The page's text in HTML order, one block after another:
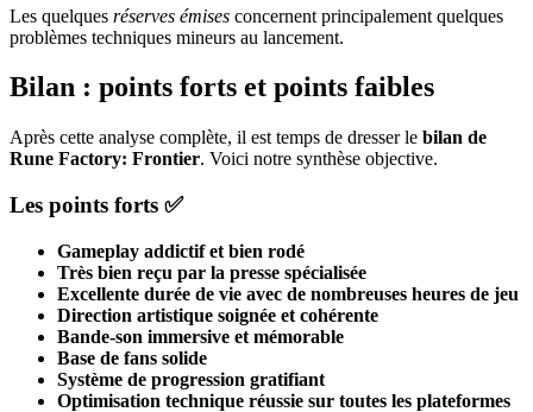
Les quelques réserves émises concernent principalement quelques
problèmes techniques mineurs au lancement.
Bilan : points forts et points faibles
Après cette analyse complète, il est temps de dresser le bilan de
Rune Factory: Frontier. Voici notre synthèse objective.
Les points forts ✅
Gameplay addictif et bien rodé
Très bien reçu par la presse spécialisée
Excellente durée de vie avec de nombreuses heures de jeu
Direction artistique soignée et cohérente
Bande-son immersive et mémorable
Base de fans solide
Système de progression gratifiant
Optimisation technique réussie sur toutes les plateformes